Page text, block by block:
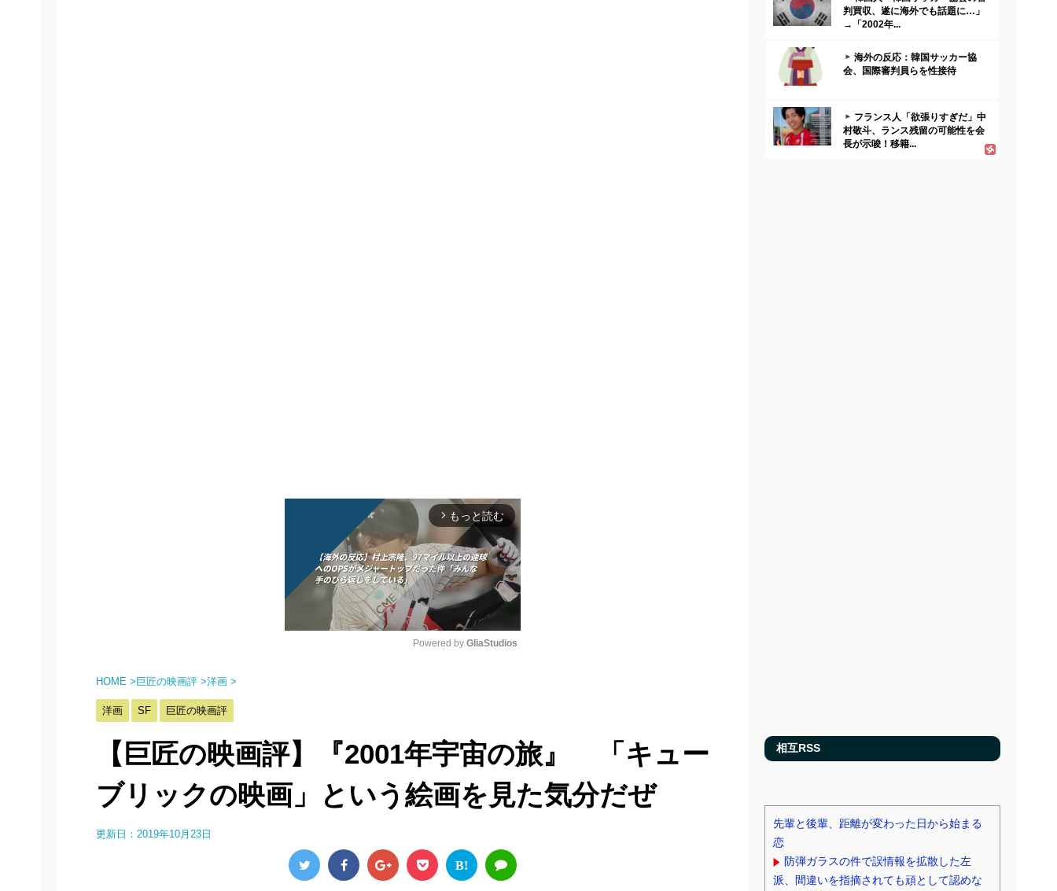
arrow_forward_ios もっと読む
e
Powered by GliaStudios
HOME > 巨匠の映画評 >洋画 >
洋画 SF 巨匠の映画評
【巨匠の映画評】『2001年宇宙の旅』 「キュー
ブリックの映画」という絵画を見た気分だぜ
更新日： 2019年10月23日
B!
判買収、遂に海外でも話題に…」
→「2002年...
海外の反応：韓国サッカー協
会、国際審判員らを性接待
フランス人「欲張りすぎだ」中
村敬斗、ランス残留の可能性を会
長が示唆！移籍...
相互RSS
先輩と後輩、距離が変わった日から始まる
恋
防弾ガラスの件で誤情報を拡散した左
派、間違いを指摘されても頑として認めな